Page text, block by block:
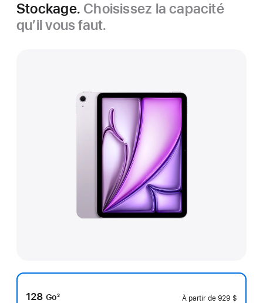
Stockage. Choisissez la capacité
qu’il vous faut.
128 Go2 À partir de 929 $